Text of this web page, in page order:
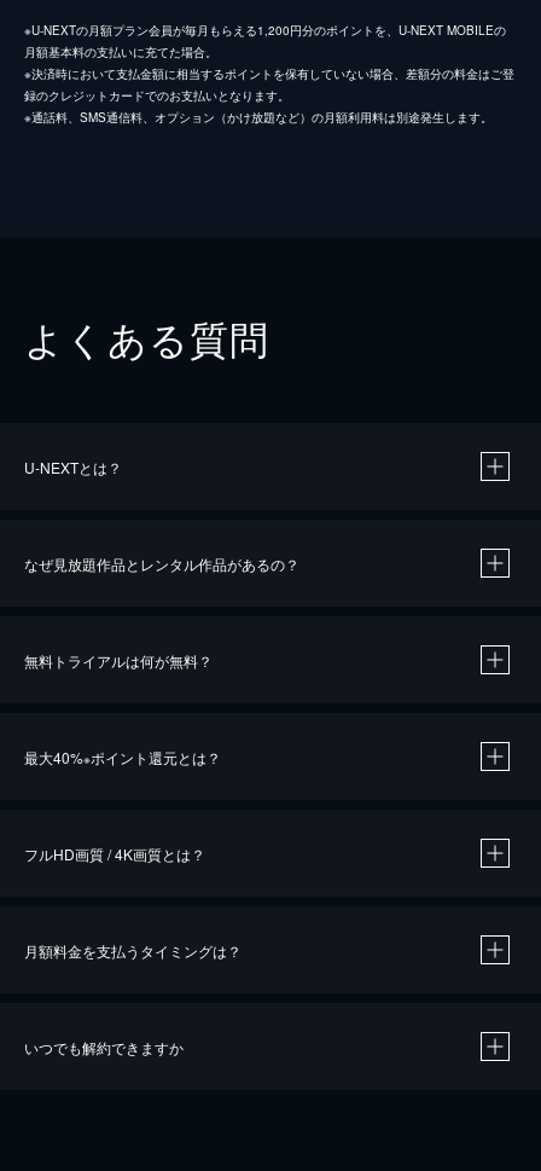
※U-NEXTの月額プラン会員が毎月もらえる1,200円分のポイントを、U-NEXT MOBILEの
月額基本料の支払いに充てた場合。
※決済時において支払金額に相当するポイントを保有していない場合、差額分の料金はご登
録のクレジットカードでのお支払いとなります。
※通話料、SMS通信料、オプション（かけ放題など）の月額利用料は別途発生します。
よくある質問
U-NEXTとは？
なぜ見放題作品とレンタル作品があるの？
無料トライアルは何が無料？
最大40%※ポイント還元とは？
※40％ポイント還元の対象は、クレジットカード決済による作品の購入 / レンタルです。
フルHD画質 / 4K画質とは？
月額料金を支払うタイミングは？
いつでも解約できますか